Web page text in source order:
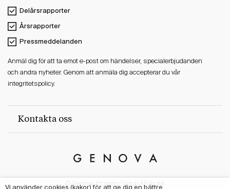
Delårsrapporter
Årsrapporter
Pressmeddelanden
Anmäl dig för att ta emot e-post om händelser, specialerbjudanden
och andra nyheter. Genom att anmäla dig accepterar du vår
integritetspolicy.
Kontakta oss
Genova
Group
© Genova Property Group AB (publ)
Vi använder cookies (kakor) för att ge dig en bättre